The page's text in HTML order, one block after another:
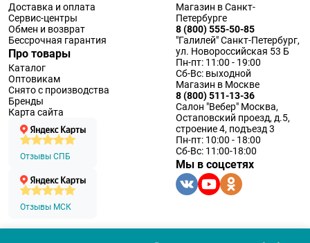
Доставка и оплата
Сервис-центры
Обмен и возврат
Бессрочная гарантия
Про товары
Каталог
Оптовикам
Снято с производства
Бренды
Карта сайта
Отзывы СПБ
Отзывы МСК
Магазин в Санкт-
Петербурге
8 (800) 555-50-85
"Галилей" Санкт-Петербург,
ул. Новороссийская 53 Б
Пн-пт: 11:00 - 19:00
Сб-Вс: выходной
Магазин в Москве
8 (800) 511-13-36
Салон "Вебер" Москва,
Остаповский проезд, д.5,
строение 4, подъезд 3
Пн-пт: 10:00 - 18:00
Сб-Вс: 11:00-18:00
Мы в соцсетях